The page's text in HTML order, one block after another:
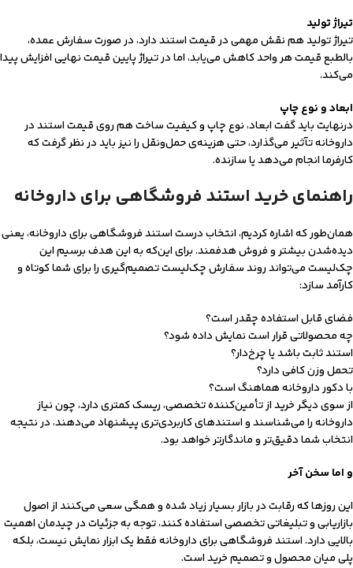
تیراژ تولید
تیراژ تولید هم نقش مهمی در قیمت استند دارد، در صورت سفارش عمده،
بالطبع قیمت هر واحد کاهش می‌یابد، اما در تیراژ پایین قیمت نهایی افزایش پیدا
می‌کند.
ابعاد و نوع چاپ
درنهایت باید گفت ابعاد، نوع چاپ و کیفیت ساخت هم روی قیمت استند در
داروخانه تآثیر می‌گذارد، حتی هزینه‌ی حمل‌ونقل را نیز باید در نظر گرفت که
کارفرما انجام می‌دهد یا سازنده.
راهنمای خرید استند فروشگاهی برای داروخانه
همان‌طور که اشاره کردیم، انتخاب درست استند فروشگاهی برای داروخانه، یعنی
دیده‌شدن بیشتر و فروش هدفمند. برای این‌که به این هدف برسیم این
چک‌لیست می‌تواند روند سفارش چک‌لیست تصمیم‌گیری را برای شما کوتاه و
کارآمد سازد:
فضای قابل استفاده چقدر است؟
چه محصولاتی قرار است نمایش داده شود؟
استند ثابت باشد یا چرخ‌دار؟
تحمل وزن کافی دارد؟
با دکور داروخانه هماهنگ است؟
از سوی دیگر خرید از تأمین‌کننده تخصصی، ریسک کمتری دارد، چون نیاز
داروخانه را می‌شناسند و استندهای کاربردی‌تری پیشنهاد می‌دهند، در نتیجه
انتخاب شما دقیق‌‌تر و ماندگارتر خواهد بود.
و اما سخن آخر
این روزها که رقابت در بازار بسیار زیاد شده و همگی سعی می‌کنند از اصول
بازاریابی و تبلیغاتی تخصصی استفاده کنند، توجه به جزئیات در چیدمان اهمیت
بالایی دارد. استند فروشگاهی برای داروخانه فقط یک ابزار نمایش نیست، بلکه
پلی میان محصول و تصمیم خرید است.